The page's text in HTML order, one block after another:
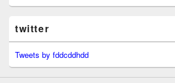
twitter
Tweets by fddcddhdd